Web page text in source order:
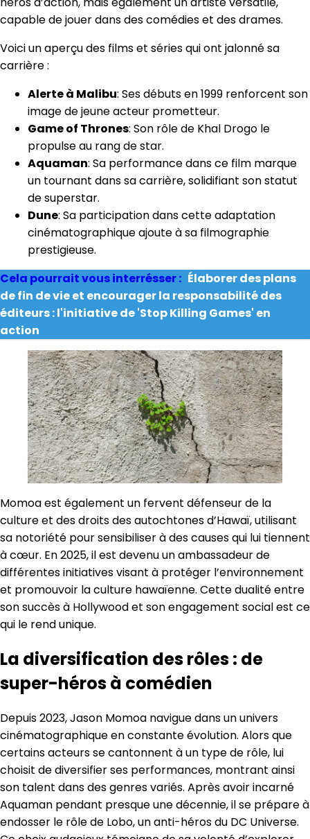
capable de jouer dans des comédies et des drames.
Voici un aperçu des films et séries qui ont jalonné sa
carrière :
Alerte à Malibu: Ses débuts en 1999 renforcent son
image de jeune acteur prometteur.
Game of Thrones: Son rôle de Khal Drogo le
propulse au rang de star.
Aquaman: Sa performance dans ce film marque
un tournant dans sa carrière, solidifiant son statut
de superstar.
Dune: Sa participation dans cette adaptation
cinématographique ajoute à sa filmographie
prestigieuse.
Cela pourrait vous interrésser : Élaborer des plans
de fin de vie et encourager la responsabilité des
éditeurs : l'initiative de 'Stop Killing Games' en
action
Momoa est également un fervent défenseur de la
culture et des droits des autochtones d’Hawaï, utilisant
sa notoriété pour sensibiliser à des causes qui lui tiennent
à cœur. En 2025, il est devenu un ambassadeur de
différentes initiatives visant à protéger l’environnement
et promouvoir la culture hawaïenne. Cette dualité entre
son succès à Hollywood et son engagement social est ce
qui le rend unique.
La diversification des rôles : de
super-héros à comédien
Depuis 2023, Jason Momoa navigue dans un univers
cinématographique en constante évolution. Alors que
certains acteurs se cantonnent à un type de rôle, lui
choisit de diversifier ses performances, montrant ainsi
son talent dans des genres variés. Après avoir incarné
Aquaman pendant presque une décennie, il se prépare à
endosser le rôle de Lobo, un anti-héros du DC Universe.